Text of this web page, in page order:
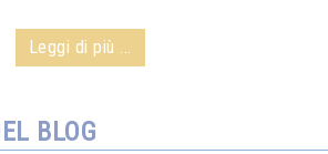
Leggi di più ...
BLOG